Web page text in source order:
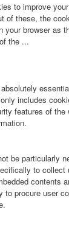
to improve
of these, the
your browser as
the ...
includes
features of
be particularly
to collect
contents
to procure user